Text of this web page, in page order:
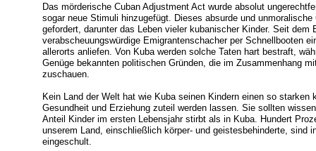
Das mörderische Cuban Adjustment Act wurde absolut
sogar neue Stimuli hinzugefügt. Dieses absurde und
gefordert, darunter das Leben vieler kubanischer Kinder. Seit
verabscheuungswürdige Emigrantenschacher per Schnellbooten
allerorts anliefen. Von Kuba werden solche Taten hart bestraft,
Genüge bekannten politischen Gründen, die im Zusammenhang
zuschauen.
Kein Land der Welt hat wie Kuba seinen Kindern einen so starken
Gesundheit und Erziehung zuteil werden lassen. Sie sollten
Anteil Kinder im ersten Lebensjahr stirbt als in Kuba. Hundert
unserem Land, einschließlich körper- und geistesbehinderte, sind
eingeschult.